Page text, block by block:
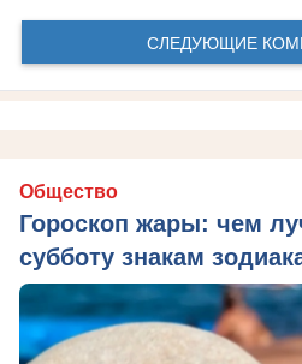
СЛЕДУЮЩИЕ
Общество
Гороскоп жары: чем
субботу знакам